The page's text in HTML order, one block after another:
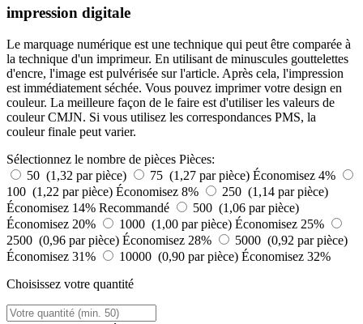
impression digitale
Le marquage numérique est une technique qui peut être comparée à
la technique d'un imprimeur. En utilisant de minuscules gouttelettes
d'encre, l'image est pulvérisée sur l'article. Après cela, l'impression
est immédiatement séchée. Vous pouvez imprimer votre design en
couleur. La meilleure façon de le faire est d'utiliser les valeurs de
couleur CMJN. Si vous utilisez les correspondances PMS, la
couleur finale peut varier.
Sélectionnez le nombre de pièces Pièces:
50 (1,32 par pièce)
75 (1,27 par pièce) Économisez 4%
100 (1,22 par pièce) Économisez 8%
250 (1,14 par pièce)
Économisez 14% Recommandé
500 (1,06 par pièce)
Économisez 20%
1000 (1,00 par pièce) Économisez 25%
2500 (0,96 par pièce) Économisez 28%
5000 (0,92 par pièce)
Économisez 31%
10000 (0,90 par pièce) Économisez 32%
Choisissez votre quantité